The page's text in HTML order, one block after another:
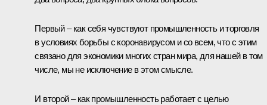
Первый – как себя чувствуют промышленность и торговля
в условиях борьбы с коронавирусом и со всем, что с этим
связано для экономики многих стран мира, для нашей в том
числе, мы не исключение в этом смысле.
И второй – как промышленность работает с целью